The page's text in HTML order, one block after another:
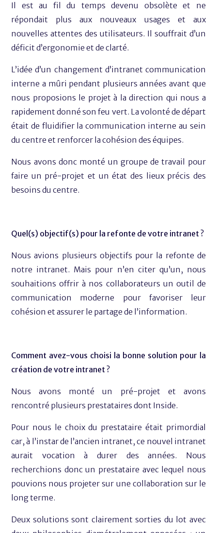
Il est au fil du temps devenu obsolète et ne
répondait plus aux nouveaux usages et aux
nouvelles attentes des utilisateurs. Il souffrait d’un
déficit d’ergonomie et de clarté.
L’idée d’un changement d’intranet communication
interne a mûri pendant plusieurs années avant que
nous proposions le projet à la direction qui nous a
rapidement donné son feu vert. La volonté de départ
était de fluidifier la communication interne au sein
du centre et renforcer la cohésion des équipes.
Nous avons donc monté un groupe de travail pour
faire un pré-projet et un état des lieux précis des
besoins du centre.
Quel(s) objectif(s) pour la refonte de votre intranet ?
Nous avions plusieurs objectifs pour la refonte de
notre intranet. Mais pour n’en citer qu’un, nous
souhaitions offrir à nos collaborateurs un outil de
communication moderne pour favoriser leur
cohésion et assurer le partage de l’information.
Comment avez-vous choisi la bonne solution pour la
création de votre intranet ?
Nous avons monté un pré-projet et avons
rencontré plusieurs prestataires dont Inside.
Pour nous le choix du prestataire était primordial
car, à l’instar de l’ancien intranet, ce nouvel intranet
aurait vocation à durer des années. Nous
recherchions donc un prestataire avec lequel nous
pouvions nous projeter sur une collaboration sur le
long terme.
Deux solutions sont clairement sorties du lot avec